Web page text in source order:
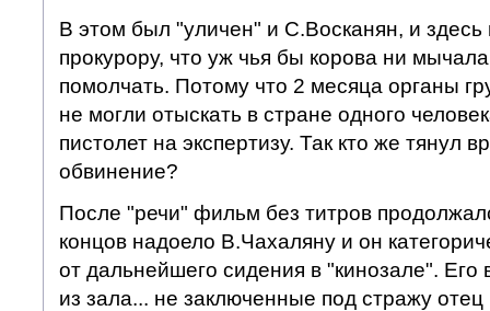
В этом был "уличен" и С.Восканян, и здесь
прокурору, что уж чья бы корова ни
помолчать. Потому что 2 месяца органы
не могли отыскать в стране одного
пистолет на экспертизу. Так кто же тянул
обвинение?
После "речи" фильм без титров
концов надоело В.Чахаляну и он
от дальнейшего сидения в "кинозале".
из зала... не заключенные под стражу